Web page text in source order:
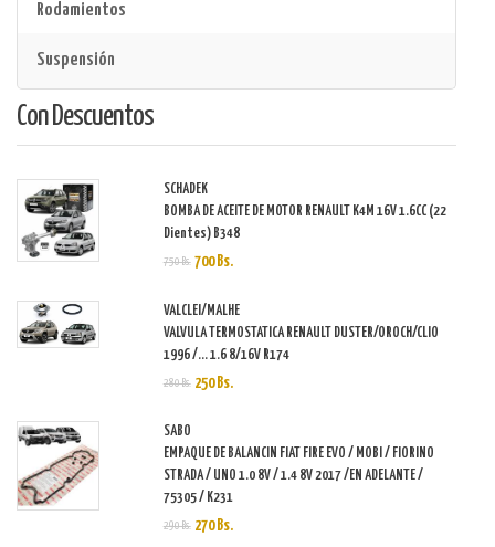
Rodamientos
Suspensión
Con Descuentos
SCHADEK
BOMBA DE ACEITE DE MOTOR RENAULT K4M 16V 1.6CC (22
Dientes) B348
750 Bs. 700 Bs.
VALCLEI/MALHE
VALVULA TERMOSTATICA RENAULT DUSTER/OROCH/CLIO
1996 /... 1.6 8/16V R174
280 Bs. 250 Bs.
SABO
EMPAQUE DE BALANCIN FIAT FIRE EVO / MOBI / FIORINO
STRADA / UNO 1.0 8V / 1.4 8V 2017 /EN ADELANTE /
75305 / K231
290 Bs. 270 Bs.